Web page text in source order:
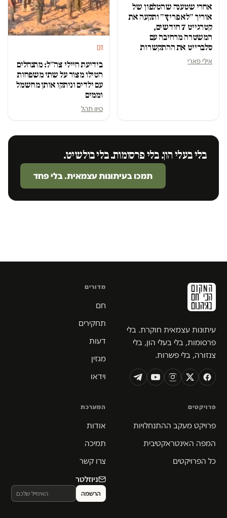
אחרי שטענה שהטלפון של
אוריך ״לא פריץ״ ותקעה את
קטרגייט 7 חודשים,
המשטרה מרחיבה עם
סלברייט את ההתקשרות
אילי פארי
חם
בידיעת חיילי צה״ל: מתנחלים
הטילו מצור על שתי משפחות
עם ילדים וניתקו אותן מחשמל
וממים
סיון תהל
בלי בעלי הון. בלי פרסומות. בלי בולשיט.
תמכו בעיתונות עצמאית. בלי פחד
עיתונות עצמאית חוקרת. בלי
פרסומות, בלי בעלי הון, בלי
צנזורה, בלי פשרות.
מדורים
חם
תחקירים
דעות
מגזין
וידאו
פרויקטים
פרויקט מעקב ההתנחלויות
המפה האינטראקטיבית
כל הפרויקטים
המערכת
אודות
תמיכה
צרו קשר
ניוזלטר